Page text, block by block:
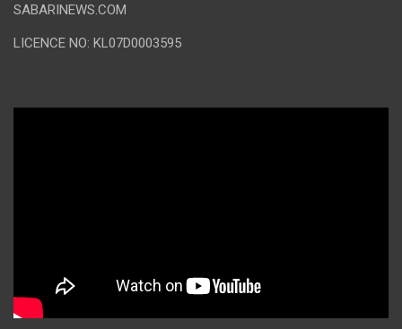
SABARINEWS.COM
LICENCE NO: KL07D0003595